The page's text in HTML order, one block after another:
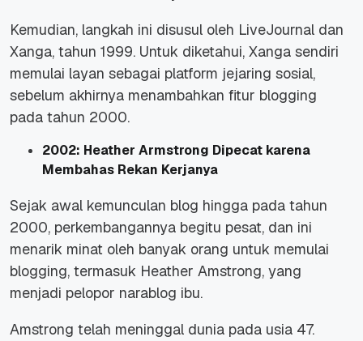
Kemudian, langkah ini disusul oleh LiveJournal dan
Xanga, tahun 1999. Untuk diketahui, Xanga sendiri
memulai layan sebagai platform jejaring sosial,
sebelum akhirnya menambahkan fitur blogging
pada tahun 2000.
2002: Heather Armstrong Dipecat karena
Membahas Rekan Kerjanya
Sejak awal kemunculan blog hingga pada tahun
2000, perkembangannya begitu pesat, dan ini
menarik minat oleh banyak orang untuk memulai
blogging, termasuk Heather Amstrong, yang
menjadi pelopor narablog ibu.
Amstrong telah meninggal dunia pada usia 47.